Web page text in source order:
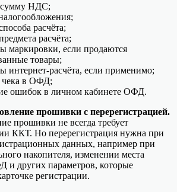
сумму НДС;
расчёта;
расчёта;
маркировки, если продаются
товары;
интернет-расчёта, если применимо;
чека в ОФД;
ошибок в личном кабинете ОФД.
прошивки с перерегистрацией.
прошивки не всегда требует
ККТ. Но перерегистрация нужна при
данных, например при
накопителя, изменении места
и других параметров, которые
регистрации.